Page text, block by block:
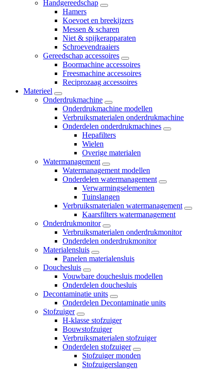
Handgereedschap
Hamers
Koevoet en breekijzers
Messen & scharen
Niet & spijkerapparaten
Schroevendraaiers
Gereedschap accessoires
Boormachine accessoires
Freesmachine accessoires
Reciprozaag accessoires
Materieel
Onderdrukmachine
Onderdrukmachine modellen
Verbruiksmaterialen onderdrukmachine
Onderdelen onderdrukmachines
Hepafilters
Wielen
Overige materialen
Watermanagement
Watermanagement modellen
Onderdelen watermanagement
Verwarmingselementen
Tuinslangen
Verbruiksmaterialen watermanagement
Kaarsfilters watermanagement
Onderdrukmonitor
Verbruiksmaterialen onderdrukmonitor
Onderdelen onderdrukmonitor
Materialensluis
Panelen materialensluis
Douchesluis
Vouwbare douchesluis modellen
Onderdelen douchesluis
Decontaminatie units
Onderdelen Decontaminatie units
Stofzuiger
H-klasse stofzuiger
Bouwstofzuiger
Verbruiksmaterialen stofzuiger
Onderdelen stofzuiger
Stofzuiger monden
Stofzuigerslangen